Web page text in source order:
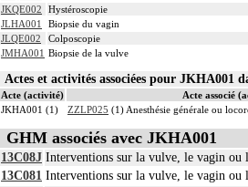
JKQE002
Hystéroscopie
JLHA001
Biopsie du vagin
JLQE002
Colposcopie
JMHA001 Biopsie de la vulve
Actes et activités associées pour JKHA001
Acte (activité)
Acte associé
JKHA001 (1)
ZZLP025 (1) Anesthésie générale ou
GHM associés avec JKHA001
13C08J Interventions sur la vulve, le vagin ou
13C081 Interventions sur la vulve, le vagin ou